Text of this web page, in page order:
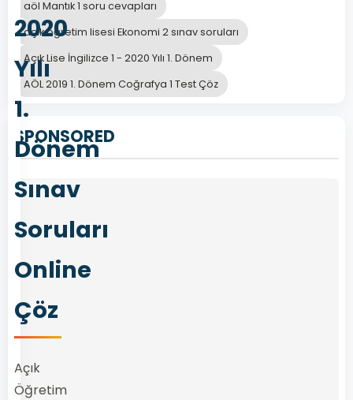
2020
Yılı
1.
Dönem
Sınav
Soruları
Online
Çöz
Açık
Öğretim
aöl Mantık 1 soru cevapları
açık öğretim lisesi Ekonomi 2 sınav soruları
Açık Lise İngilizce 1 - 2020 Yılı 1. Dönem
AÖL 2019 1. Dönem Coğrafya 1 Test Çöz
SPONSORED